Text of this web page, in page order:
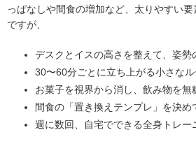
っぱなしや間食の増加など、太りやすい要
ですが、
デスクとイスの高さを整えて、姿勢
30〜60分ごとに立ち上がる小さな
お菓子を視界から消し、飲み物を無
間食の「置き換えテンプレ」を決め
週に数回、自宅でできる全身トレー